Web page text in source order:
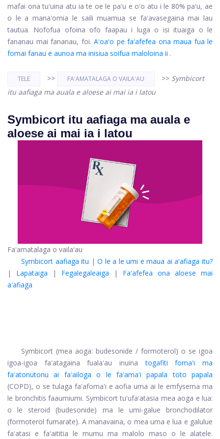
mafai ona tuʻuina atu ia te oe le paʻu e oʻo atu i le 80% paʻu, ae
o le a manaʻomia le saili muamua se faʻavasegaina mai lau
tautua. Nofofua ofoina ofo faapau i luga o isi ituaiga o le
fananau mai fananau, foi. Aʻoaʻo pe faʻafefea ona maua fua le
fomai fanau e aunoa ma inisiua soifua maloloina ii .
TELE >> FAʻAMATALAGA O VAILAʻAU >> Symbicort
itu aafiaga ma auala e aloese ai mai ia i latou
Symbicort itu aafiaga ma auala e
aloese ai mai ia i latou
Faʻamatalaga o vailaʻau
Symbicort aafiaga itu |O le a le umi e maua ai aʻafiaga itu?
| Lapataiga | Fegalegaleaiga | Faʻafefea ona aloese mai
aʻafiaga
Symbicort (mea aoga: budesonide / formoterol) o se igoa
igoa-igoa faʻatagaina fualaʻau inuina
togafiti fomaʻi ma
faʻatonutonu ai faʻailoga o le faʻamaʻi papala toto papala
(COPD), o se tulaga faʻafomaʻi e aofia uma ai le emfysema ma
le bronchitis faaumiumi. Symbicort tuʻufaʻatasia mea aoga e lua:
o le steroid (budesonide) ma le umi-galue bronchodilator
(formoterol fumarate). A manavaina, o mea uma e lua e galulue
faʻatasi e faʻaititia le mumu ma malolo maso o le alatele.